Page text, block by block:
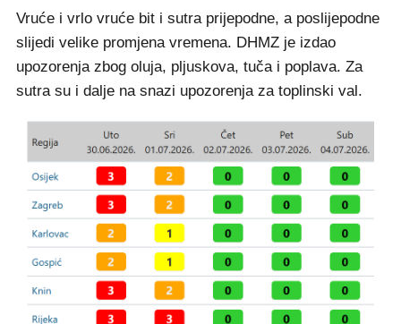
Vruće i vrlo vruće bit i sutra prijepodne, a poslijepodne
slijedi velike promjena vremena. DHMZ je izdao
upozorenja zbog oluja, pljuskova, tuča i poplava. Za
sutra su i dalje na snazi upozorenja za toplinski val.